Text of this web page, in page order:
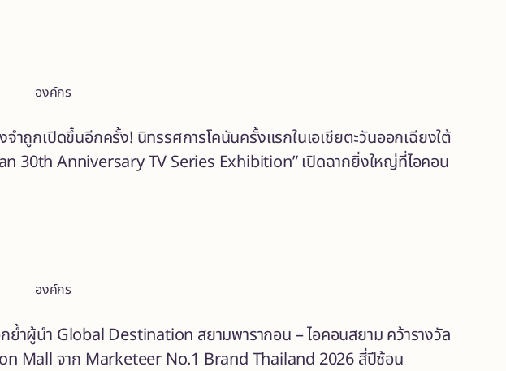
องค์กร
ำถูกเปิดขึ้นอีกครั้ง! นิทรรศการโคนันครั้งแรกในเอเชียตะวันออกเฉียงใต้
30th Anniversary TV Series Exhibition” เปิดฉากยิ่งใหญ่ที่ไอคอน
องค์กร
ย้ำผู้นำ Global Destination สยามพารากอน – ไอคอนสยาม คว้ารางวัล
Mall จาก Marketeer No.1 Brand Thailand 2026 สี่ปีซ้อน